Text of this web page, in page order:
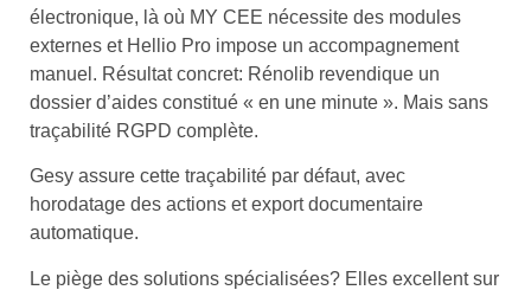
électronique, là où MY CEE nécessite des modules
externes et Hellio Pro impose un accompagnement
manuel. Résultat concret: Rénolib revendique un
dossier d’aides constitué « en une minute ». Mais sans
traçabilité RGPD complète.
Gesy assure cette traçabilité par défaut, avec
horodatage des actions et export documentaire
automatique.
Le piège des solutions spécialisées? Elles excellent sur